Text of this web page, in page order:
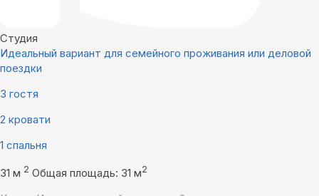
Студия
Идеальный вариант для семейного проживания или деловой
поездки
3 гостя
2 кровати
1 спальня
31 м 2 Общая площадь: 31 м2